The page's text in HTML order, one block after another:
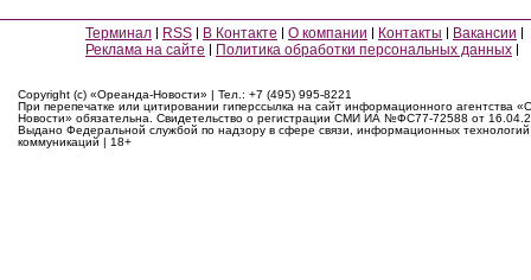
Терминал RSS В Контакте О компании Контакты
Вакансии
Реклама на сайте
Политика обработки персональных данных
Copyright (c) «Ореанда-Новости» | Тел.: +7 (495) 995-8221
При перепечатке или цитировании гиперссылка на сайт информационного агентства
Новости» обязательна. Свидетельство о регистрации СМИ ИА №ФС77-72588 от
Выдано Федеральной службой по надзору в сфере связи, информационных
коммуникаций | 18+